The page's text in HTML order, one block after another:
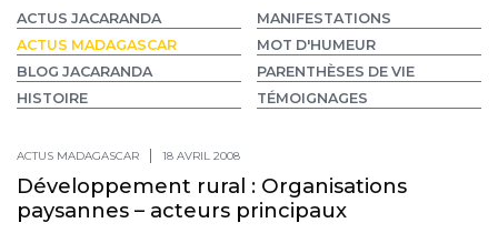
ACTUS JACARANDA
ACTUS MADAGASCAR
BLOG JACARANDA
HISTOIRE
MANIFESTATIONS
MOT D'HUMEUR
PARENTHÈSES DE VIE
TÉMOIGNAGES
ACTUS MADAGASCAR 18 AVRIL 2008
Développement rural : Organisations
paysannes – acteurs principaux